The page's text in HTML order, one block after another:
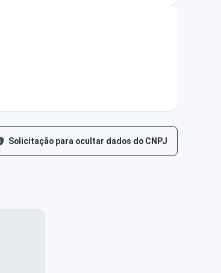
Solicitação para ocultar dados do CNPJ